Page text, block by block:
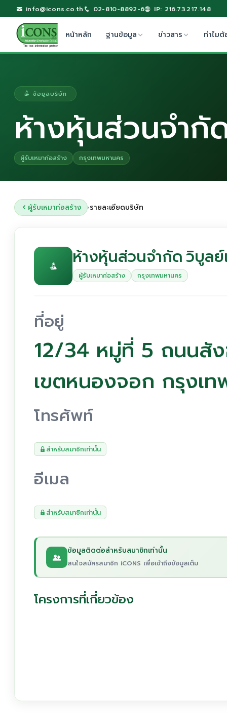
info@icons.co.th 02-810-8892-6 IP: 216.73.217.148
หน้าหลัก ฐานข้อมูล ข่าวสาร ทำไมต้
ข้อมูลบริษัท
ห้างหุ้นส่วนจำกั
ผู้รับเหมาก่อสร้าง กรุงเทพมหานคร
ผู้รับเหมาก่อสร้าง ›รายละเอียดบริษัท
ห้างหุ้นส่วนจำกัด วิบูลย์
ผู้รับเหมาก่อสร้าง กรุงเทพมหานคร
ที่อยู่
12/34 หมู่ที่ 5 ถนนสั
เขตหนองจอก กรุงเ
โทรศัพท์
สำหรับสมาชิกเท่านั้น
อีเมล
สำหรับสมาชิกเท่านั้น
ข้อมูลติดต่อสำหรับสมาชิกเท่านั้น
สนใจสมัครสมาชิก iCONS เพื่อเข้าถึงข้อมูลเต็ม
โครงการที่เกี่ยวข้อง